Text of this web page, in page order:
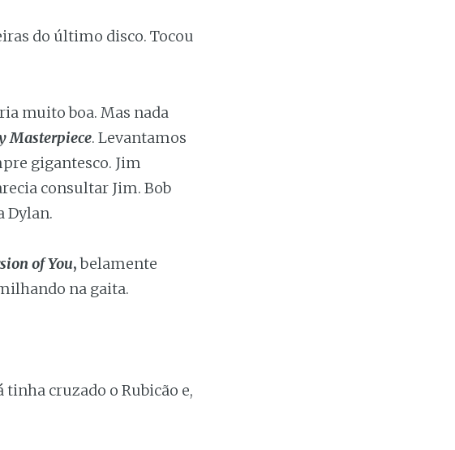
do último disco. Tocou
muito boa. Mas nada
Masterpiece. Levantamos
gigantesco. Jim
consultar Jim. Bob
Dylan.
of You,belamente
na gaita.
cruzado o Rubicão e,